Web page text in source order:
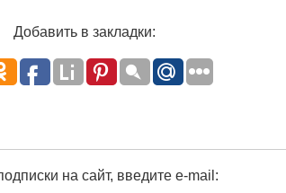
Добавить в закладки:
на сайт, введите e-mail: